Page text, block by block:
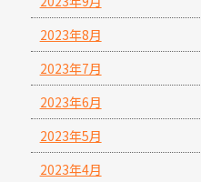
2023年8月
2023年7月
2023年6月
2023年5月
2023年4月